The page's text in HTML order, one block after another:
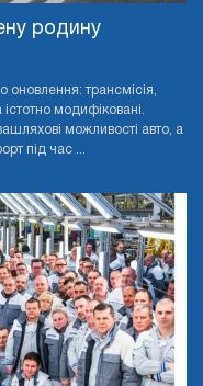
родину
оновлення: трансмісія,
модифіковані.
можливості авто, а
під час ...